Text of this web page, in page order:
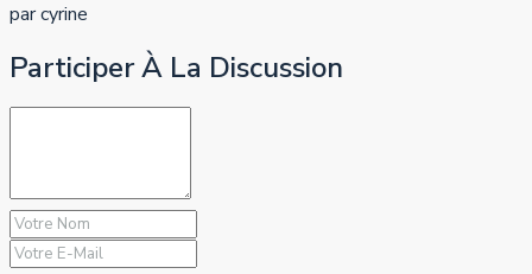
par cyrine
Participer À La Discussion